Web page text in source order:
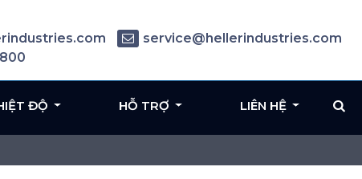
service@hellerindustries.com
ĐỘ HỖ TRỢ LIÊN HỆ